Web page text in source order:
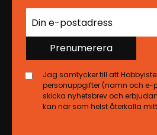
Prenumerera
Jag samtycker till att
personuppgifter (namn och e-
skicka nyhetsbrev och
kan när som helst återkalla